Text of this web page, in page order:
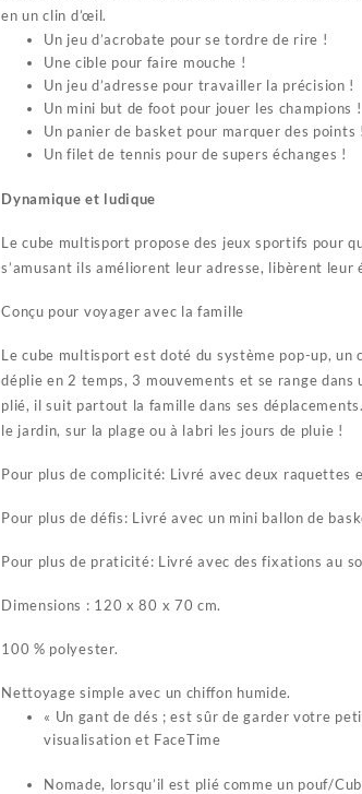
en un clin d’œil.
Un jeu d’acrobate pour se tordre de rire !
Une cible pour faire mouche !
Un jeu d’adresse pour travailler la précision !
Un mini but de foot pour jouer les champions !
Un panier de basket pour marquer des points !
Un filet de tennis pour de supers échanges !
Dynamique et ludique
Le cube multisport propose des jeux sportifs pour
s’amusant ils améliorent leur adresse, libèrent leur
Conçu pour voyager avec la famille
Le cube multisport est doté du système pop-up,
déplie en 2 temps, 3 mouvements et se range
plié, il suit partout la famille dans ses
le jardin, sur la plage ou à labri les jours de pluie !
Pour plus de complicité: Livré avec deux raquettes
Pour plus de défis: Livré avec un mini ballon de
Pour plus de praticité: Livré avec des fixations au
Dimensions : 120 x 80 x 70 cm.
100 % polyester.
Nettoyage simple avec un chiffon humide.
« Un gant de dés ; est sûr de garder votre
visualisation et FaceTime
Nomade, lorsqu’il est plié comme un pouf/